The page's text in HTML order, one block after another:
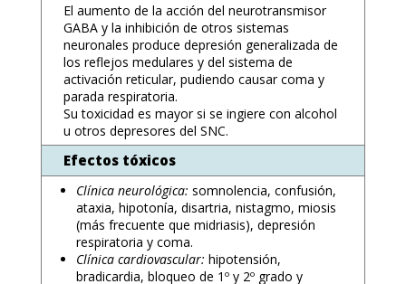
El aumento de la acción del neurotransmisor
GABA y la inhibición de otros sistemas
neuronales produce depresión generalizada de
los reflejos medulares y del sistema de
activación reticular, pudiendo causar coma y
parada respiratoria.
Su toxicidad es mayor si se ingiere con alcohol
u otros depresores del SNC.
Efectos tóxicos
Clínica neurológica: somnolencia, confusión,
ataxia, hipotonía, disartria, nistagmo, miosis
(más frecuente que midriasis), depresión
respiratoria y coma.
Clínica cardiovascular: hipotensión,
bradicardia, bloqueo de 1º y 2º grado y